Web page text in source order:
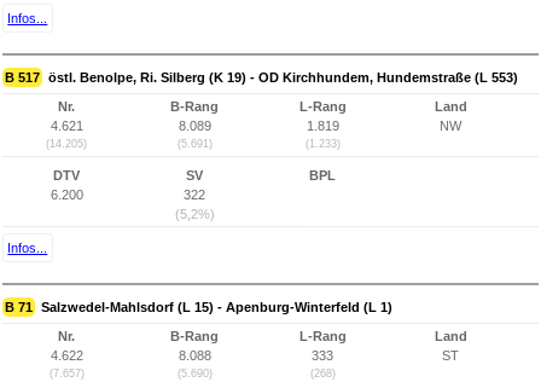
Infos...
B 517 östl. Benolpe, Ri. Silberg (K 19) - OD Kirchhundem, Hundemstraße (L 553)
Nr.
4.621
(14.205)
B-Rang
8.089
(5.691)
L-Rang
1.819
(1.233)
Land
NW
DTV
6.200
SV
322
(5,2%)
BPL
Infos...
B 71 Salzwedel-Mahlsdorf (L 15) - Apenburg-Winterfeld (L 1)
Nr.
4.622
(7.657)
B-Rang
8.088
(5.690)
L-Rang
333
(268)
Land
ST